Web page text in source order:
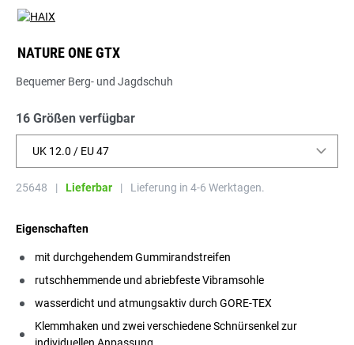
NATURE ONE GTX
Bequemer Berg- und Jagdschuh
16 Größen verfügbar
UK 12.0 / EU 47
25648 | Lieferbar | Lieferung in 4-6 Werktagen.
Eigenschaften
mit durchgehendem Gummirandstreifen
rutschhemmende und abriebfeste Vibramsohle
wasserdicht und atmungsaktiv durch GORE-TEX
Klemmhaken und zwei verschiedene Schnürsenkel zur